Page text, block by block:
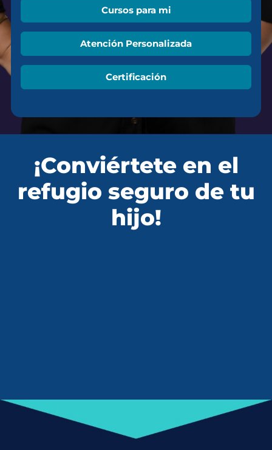
Cursos para mi
Atención Personalizada
Certificación
¡Conviértete en el
refugio seguro de tu
hijo!